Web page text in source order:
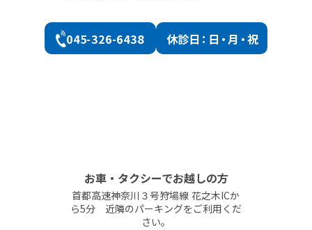
045-326-6438 休診日：日・月・祝
お車・タクシーでお越しの方
首都高速神奈川３号狩場線 花之木ICか
ら5分 近隣のパーキングをご利用くだ
さい。